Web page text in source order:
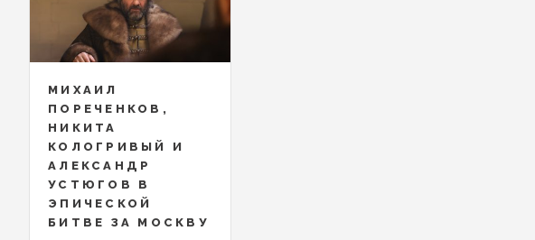
МИХАИЛ
ПОРЕЧЕНКОВ,
НИКИТА
КОЛОГРИВЫЙ И
АЛЕКСАНДР
УСТЮГОВ В
ЭПИЧЕСКОЙ
БИТВЕ ЗА МОСКВУ